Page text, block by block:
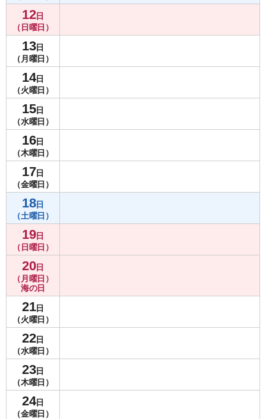
12日
（日曜日）
13日
（月曜日）
14日
（火曜日）
15日
（水曜日）
16日
（木曜日）
17日
（金曜日）
18日
（土曜日）
19日
（日曜日）
20日
（月曜日）
海の日
21日
（火曜日）
22日
（水曜日）
23日
（木曜日）
24日
（金曜日）